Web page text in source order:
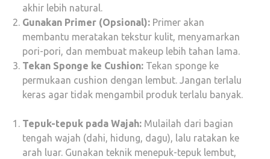
akhir lebih natural.
Gunakan Primer (Opsional): Primer akan
membantu meratakan tekstur kulit, menyamarkan
pori-pori, dan membuat makeup lebih tahan lama.
Tekan Sponge ke Cushion: Tekan sponge ke
permukaan cushion dengan lembut. Jangan terlalu
keras agar tidak mengambil produk terlalu banyak.
Tepuk-tepuk pada Wajah: Mulailah dari bagian
tengah wajah (dahi, hidung, dagu), lalu ratakan ke
arah luar. Gunakan teknik menepuk-tepuk lembut,